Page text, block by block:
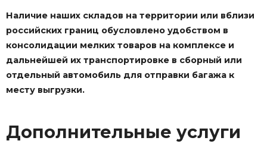
Наличие наших складов на территории или вблизи
российских границ обусловлено удобством в
консолидации мелких товаров на комплексе и
дальнейшей их транспортировке в сборный или
отдельный автомобиль для отправки багажа к
месту выгрузки.
Дополнительные услуги